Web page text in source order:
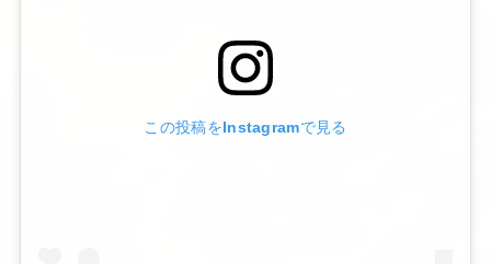
この投稿をInstagramで見る